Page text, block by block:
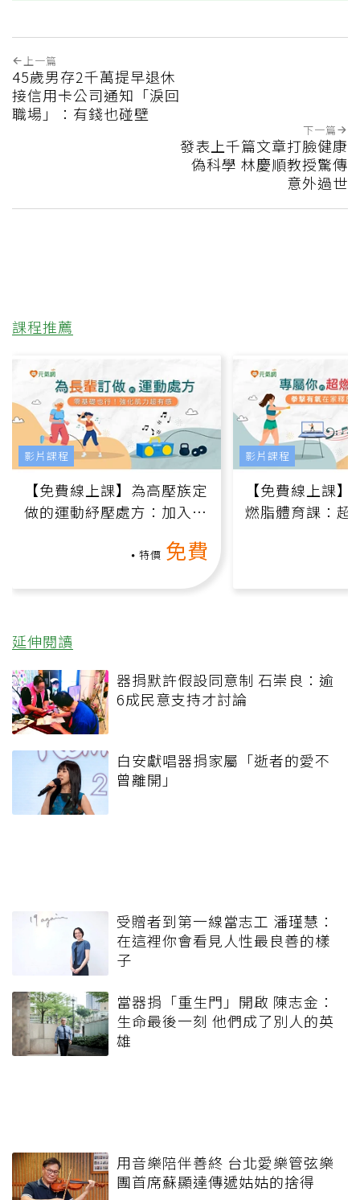
上一篇
45歲男存2千萬提早退休
接信用卡公司通知「淚回
職場」：有錢也碰壁
下一篇
發表上千篇文章打臉健康
偽科學 林慶順教授驚傳
意外過世
課程推薦
【免費線上課】為高壓族定
做的運動紓壓處方：加入行
特價 免費
影片課程
【免費線上課
燃脂體育課：超
影片課程
延伸閱讀
器捐默許假設同意制 石崇良：逾
6成民意支持才討論
白安獻唱器捐家屬「逝者的愛不
曾離開」
受贈者到第一線當志工 潘瑾慧：
在這裡你會看見人性最良善的樣
子
當器捐「重生門」開啟 陳志金：
生命最後一刻 他們成了別人的英
雄
用音樂陪伴善終 台北愛樂管弦樂
團首席蘇顯達傳遞姑姑的捨得